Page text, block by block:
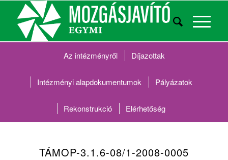
Az intézményről Díjazottak
Intézményi alapdokumentumok Pályázatok
Rekonstrukció Elérhetőség
TÁMOP-3.1.6-08/1-2008-0005